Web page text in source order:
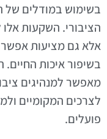
בשימוש במודלים של
הציבורי. השקעות
אלא גם מציעות
בשיפור איכות
מאפשר למנהיגים
לצרכים המקומיים
פועלים.